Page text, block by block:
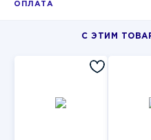
ОПЛАТА
С ЭТИМ